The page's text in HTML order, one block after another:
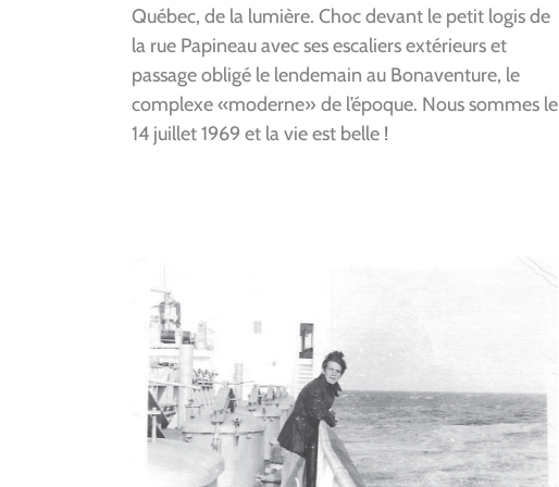
Québec, de la lumière. Choc devant le petit logis de
la rue Papineau avec ses escaliers extérieurs et
passage obligé le lendemain au Bonaventure, le
complexe «moderne» de l’époque. Nous sommes le
14 juillet 1969 et la vie est belle !